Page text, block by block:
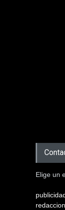
Elige un